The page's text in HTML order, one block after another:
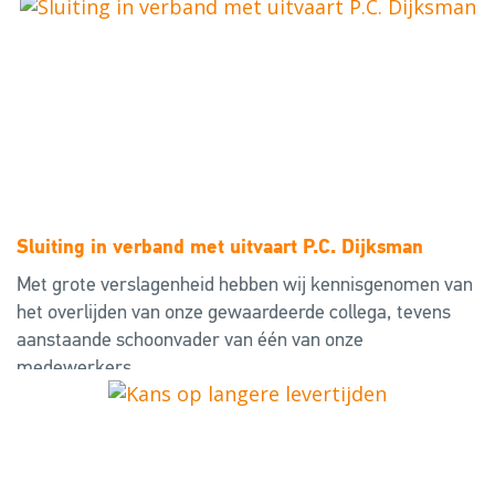
Sluiting in verband met uitvaart P.C. Dijksman
Met grote verslagenheid hebben wij kennisgenomen van
het overlijden van onze gewaardeerde collega, tevens
aanstaande schoonvader van één van onze
medewerkers.